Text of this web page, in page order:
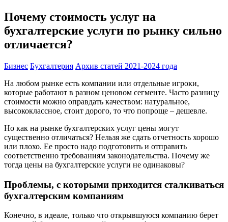
Почему стоимость услуг на
бухгалтерские услуги по рынку сильно
отличается?
Бизнес Бухгалтерия Архив статей 2021-2024 года
На любом рынке есть компании или отдельные игроки,
которые работают в разном ценовом сегменте. Часто разницу
стоимости можно оправдать качеством: натуральное,
высококлассное, стоит дорого, то что попроще – дешевле.
Но как на рынке бухгалтерских услуг цены могут
существенно отличаться? Нельзя же сдать отчетность хорошо
или плохо. Ее просто надо подготовить и отправить
соответственно требованиям законодательства. Почему же
тогда цены на бухгалтерские услуги не одинаковы?
Проблемы, с которыми приходится сталкиваться
бухгалтерским компаниям
Конечно, в идеале, только что открывшуюся компанию берет